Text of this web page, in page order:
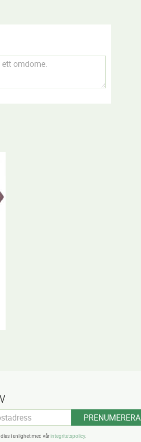
till i favoriter
PRENUMERERA
i enlighet med vårintegritetspolicy.